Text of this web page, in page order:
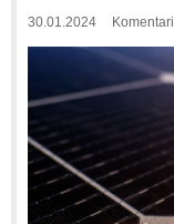
30.01.2024